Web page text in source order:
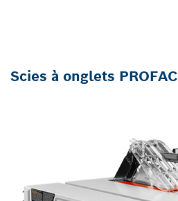
Scies à onglets